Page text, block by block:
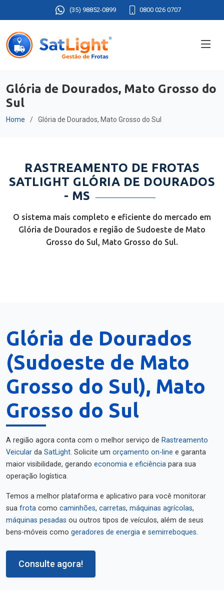
(35) 98852-0899 0800 026 0707
Glória de Dourados, Mato Grosso do
Sul
Home Glória de Dourados, Mato Grosso do Sul
RASTREAMENTO DE FROTAS
SATLIGHT GLÓRIA DE DOURADOS
- MS
O sistema mais completo e eficiente do mercado em
Glória de Dourados e região de Sudoeste de Mato
Grosso do Sul, Mato Grosso do Sul.
Glória de Dourados
(Sudoeste de Mato
Grosso do Sul), Mato
Grosso do Sul
A região agora conta com o melhor serviço de Rastreamento
Veicular da SatLight. Solicite um orçamento on-line e garanta
maior visibilidade, gerando economia e eficiência para sua
operação logística.
Temos a melhor plataforma e aplicativo para você monitorar
sua frota como caminhões, carretas, máquinas agrícolas,
máquinas pesadas ou outros tipos de veículos, além de seus
bens-móveis como geradores de energia e semirreboques.
Consulte agora!